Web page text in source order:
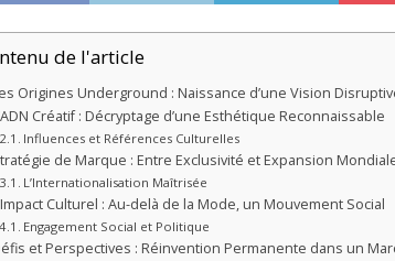
de l'article
Origines Underground : Naissance d’une Vision
Créatif : Décryptage d’une Esthétique Reconnaissable
Influences et Références Culturelles
de Marque : Entre Exclusivité et Expansion
L’Internationalisation Maîtrisée
Culturel : Au-delà de la Mode, un Mouvement Social
Engagement Social et Politique
et Perspectives : Réinvention Permanente dans un